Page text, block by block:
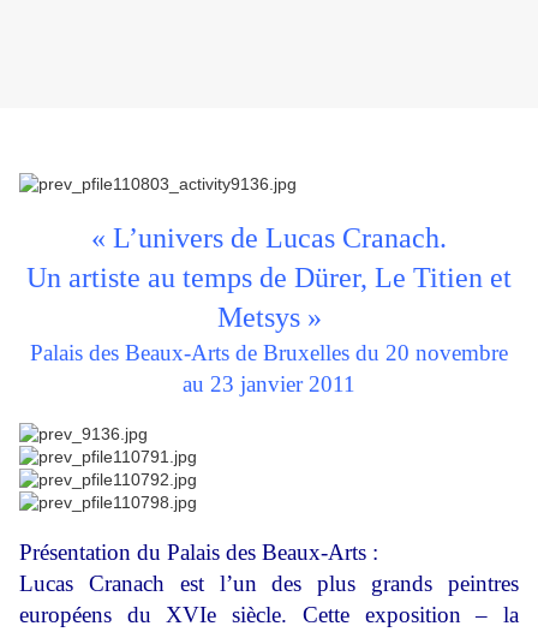
« L’univers de Lucas Cranach.
Un artiste au temps de Dürer, Le Titien et
Metsys »
Palais des Beaux-Arts de Bruxelles du 20 novembre
au 23 janvier 2011
Présentation du Palais des Beaux-Arts :
Lucas Cranach est l’un des plus grands peintres
européens du XVIe siècle. Cette exposition – la